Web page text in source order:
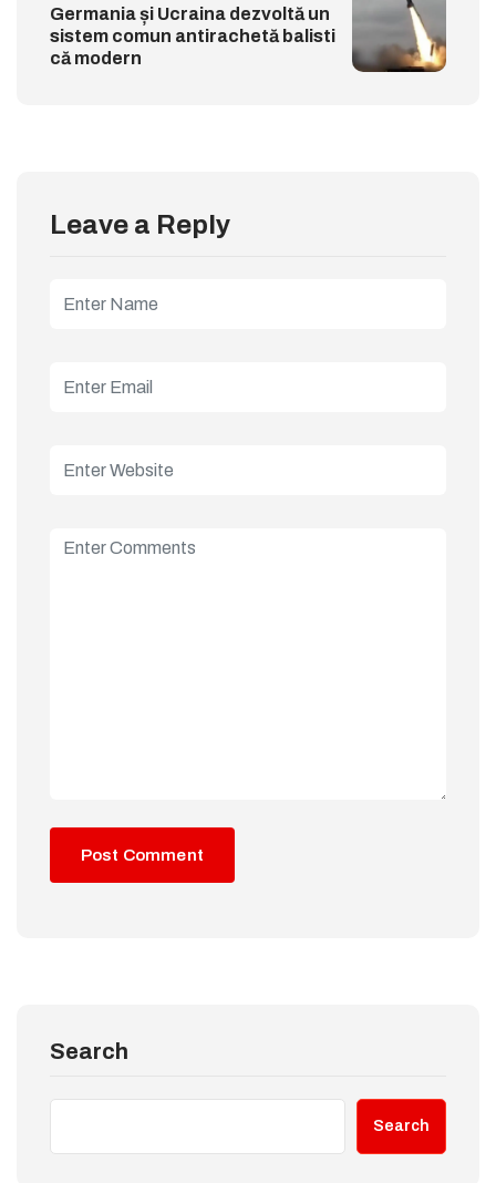
Germania și Ucraina dezvoltă un
sistem comun antirachetă balisti
că modern
Leave a Reply
Search
Search